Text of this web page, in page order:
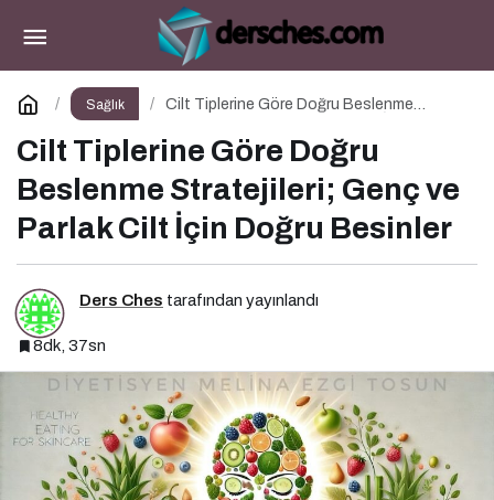
Sağlık
Cilt Tiplerine Göre Doğru Beslenme
Besinler
Cilt Tiplerine Göre Doğru
Beslenme Stratejileri; Genç ve
Parlak Cilt İçin Doğru Besinler
Ders Ches tarafından yayınlandı
8dk, 37sn
Doğadan Gelen Yeşil Mucize: Matcha Çayı
Yorum Yap